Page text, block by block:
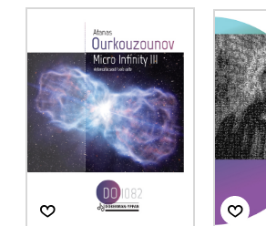
AUTRES PRODUITS